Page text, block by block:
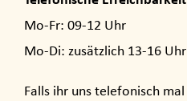
Mo-Fr: 09-12 Uhr
Mo-Di: zusätzlich 13-16 Uhr
Falls ihr uns telefonisch